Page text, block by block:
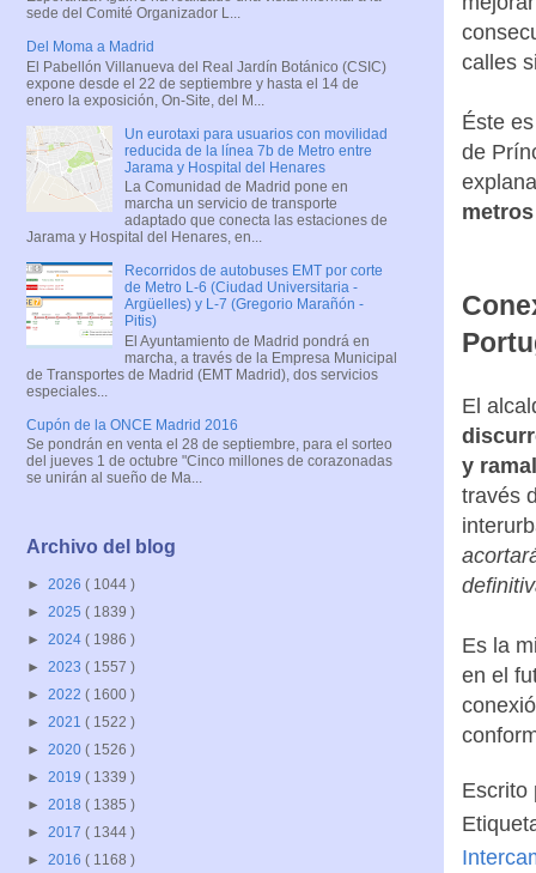
calles
Éste
de
El
y
través
Es la
en el
sede del Comité Organizador L...
Del Moma a Madrid
El Pabellón Villanueva del Real Jardín Botánico (CSIC)
expone desde el 22 de septiembre y hasta el 14 de
enero la exposición, On-Site, del M...
Un eurotaxi para usuarios con movilidad
reducida de la línea 7b de Metro entre
Jarama y Hospital del Henares
La Comunidad de Madrid pone en
marcha un servicio de transporte
adaptado que conecta las estaciones de
Jarama y Hospital del Henares, en...
Recorridos de autobuses EMT por corte
de Metro L-6 (Ciudad Universitaria -
Argüelles) y L-7 (Gregorio Marañón -
Pitis)
El Ayuntamiento de Madrid pondrá en
marcha, a través de la Empresa Municipal
de Transportes de Madrid (EMT Madrid), dos servicios
especiales...
Cupón de la ONCE Madrid 2016
Se pondrán en venta el 28 de septiembre, para el sorteo
del jueves 1 de octubre "Cinco millones de corazonadas
se unirán al sueño de Ma...
Archivo del blog
► 2026 ( 1044 )
► 2025 ( 1839 )
► 2024 ( 1986 )
► 2023 ( 1557 )
► 2022 ( 1600 )
► 2021 ( 1522 )
► 2020 ( 1526 )
► 2019 ( 1339 )
► 2018 ( 1385 )
► 2017 ( 1344 )
► 2016 ( 1168 )